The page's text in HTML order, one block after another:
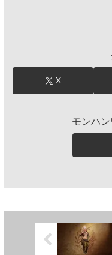
X
モンハ